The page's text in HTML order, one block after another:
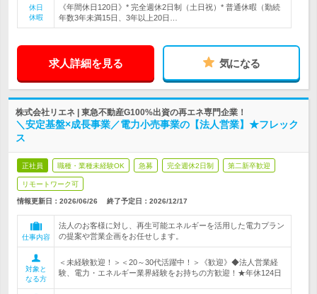
休日
休暇
《年間休日120日》* 完全週休2日制（土日祝）* 普通休暇（勤続
年数3年未満15日、3年以上20日…
求人詳細を見る 気になる
株式会社リエネ | 東急不動産G100%出資の再エネ専門企業！
＼安定基盤×成長事業／電力小売事業の【法人営業】★フレック
ス
正社員 職種・業種未経験OK 急募 完全週休2日制 第二新卒歓迎
リモートワーク可
情報更新日：2026/06/26 終了予定日： 2026/12/17
仕事内容
法人のお客様に対し、再生可能エネルギーを活用した電力プラン
の提案や営業企画をお任せします。
対象と
なる方
＜未経験歓迎！＞＜20～30代活躍中！＞《歓迎》◆法人営業経
験、電力・エネルギー業界経験をお持ちの方歓迎！★年休124日